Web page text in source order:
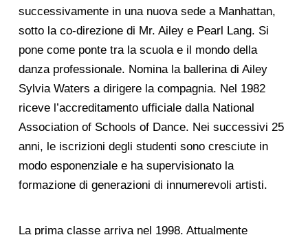
successivamente in una nuova sede a Manhattan,
sotto la co-direzione di Mr. Ailey e Pearl Lang. Si
pone come ponte tra la scuola e il mondo della
danza professionale. Nomina la ballerina di Ailey
Sylvia Waters a dirigere la compagnia. Nel 1982
riceve l’accreditamento ufficiale dalla National
Association of Schools of Dance. Nei successivi 25
anni, le iscrizioni degli studenti sono cresciute in
modo esponenziale e ha supervisionato la
formazione di generazioni di innumerevoli artisti.
La prima classe arriva nel 1998. Attualmente